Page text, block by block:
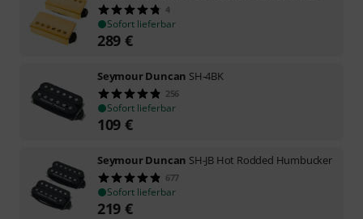
4
Sofort lieferbar
289 €
Seymour Duncan SH-4BK
256
Sofort lieferbar
109 €
Seymour Duncan SH-JB Hot Rodded Humbucker
677
Sofort lieferbar
219 €